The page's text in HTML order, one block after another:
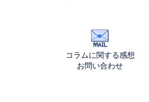
コラムに関する感想
お問い合わせ